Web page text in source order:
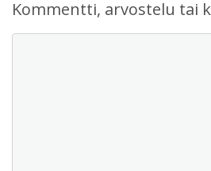
Kommentti, arvostelu tai